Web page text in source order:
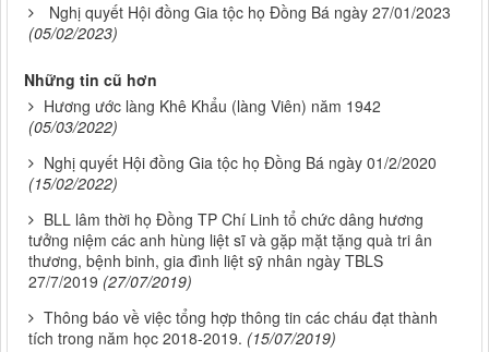
Nghị quyết Hội đồng Gia tộc họ Đồng Bá ngày 27/01/2023
(05/02/2023)
Những tin cũ hơn
Hương ước làng Khê Khẩu (làng Viên) năm 1942
(05/03/2022)
Nghị quyết Hội đồng Gia tộc họ Đồng Bá ngày 01/2/2020
(15/02/2022)
BLL lâm thời họ Đồng TP Chí Linh tổ chức dâng hương
tưởng niệm các anh hùng liệt sĩ và gặp mặt tặng quà tri ân
thương, bệnh binh, gia đình liệt sỹ nhân ngày TBLS
27/7/2019 (27/07/2019)
Thông báo về việc tổng hợp thông tin các cháu đạt thành
tích trong năm học 2018-2019. (15/07/2019)